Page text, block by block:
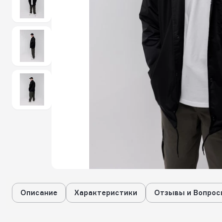
Описание Характеристики Отзывы и